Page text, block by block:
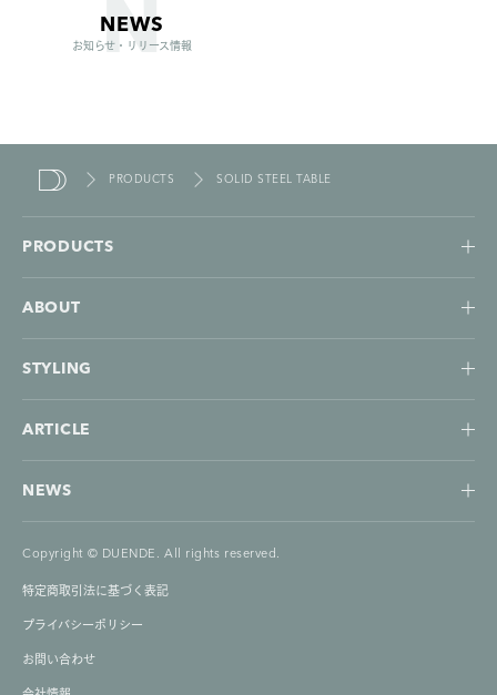
NEWS
お知らせ・リリース情報
PRODUCTS SOLID STEEL TABLE
PRODUCTS
ABOUT
STYLING
ARTICLE
NEWS
Copyright © DUENDE. All rights reserved.
特定商取引法に基づく表記
プライバシーポリシー
お問い合わせ